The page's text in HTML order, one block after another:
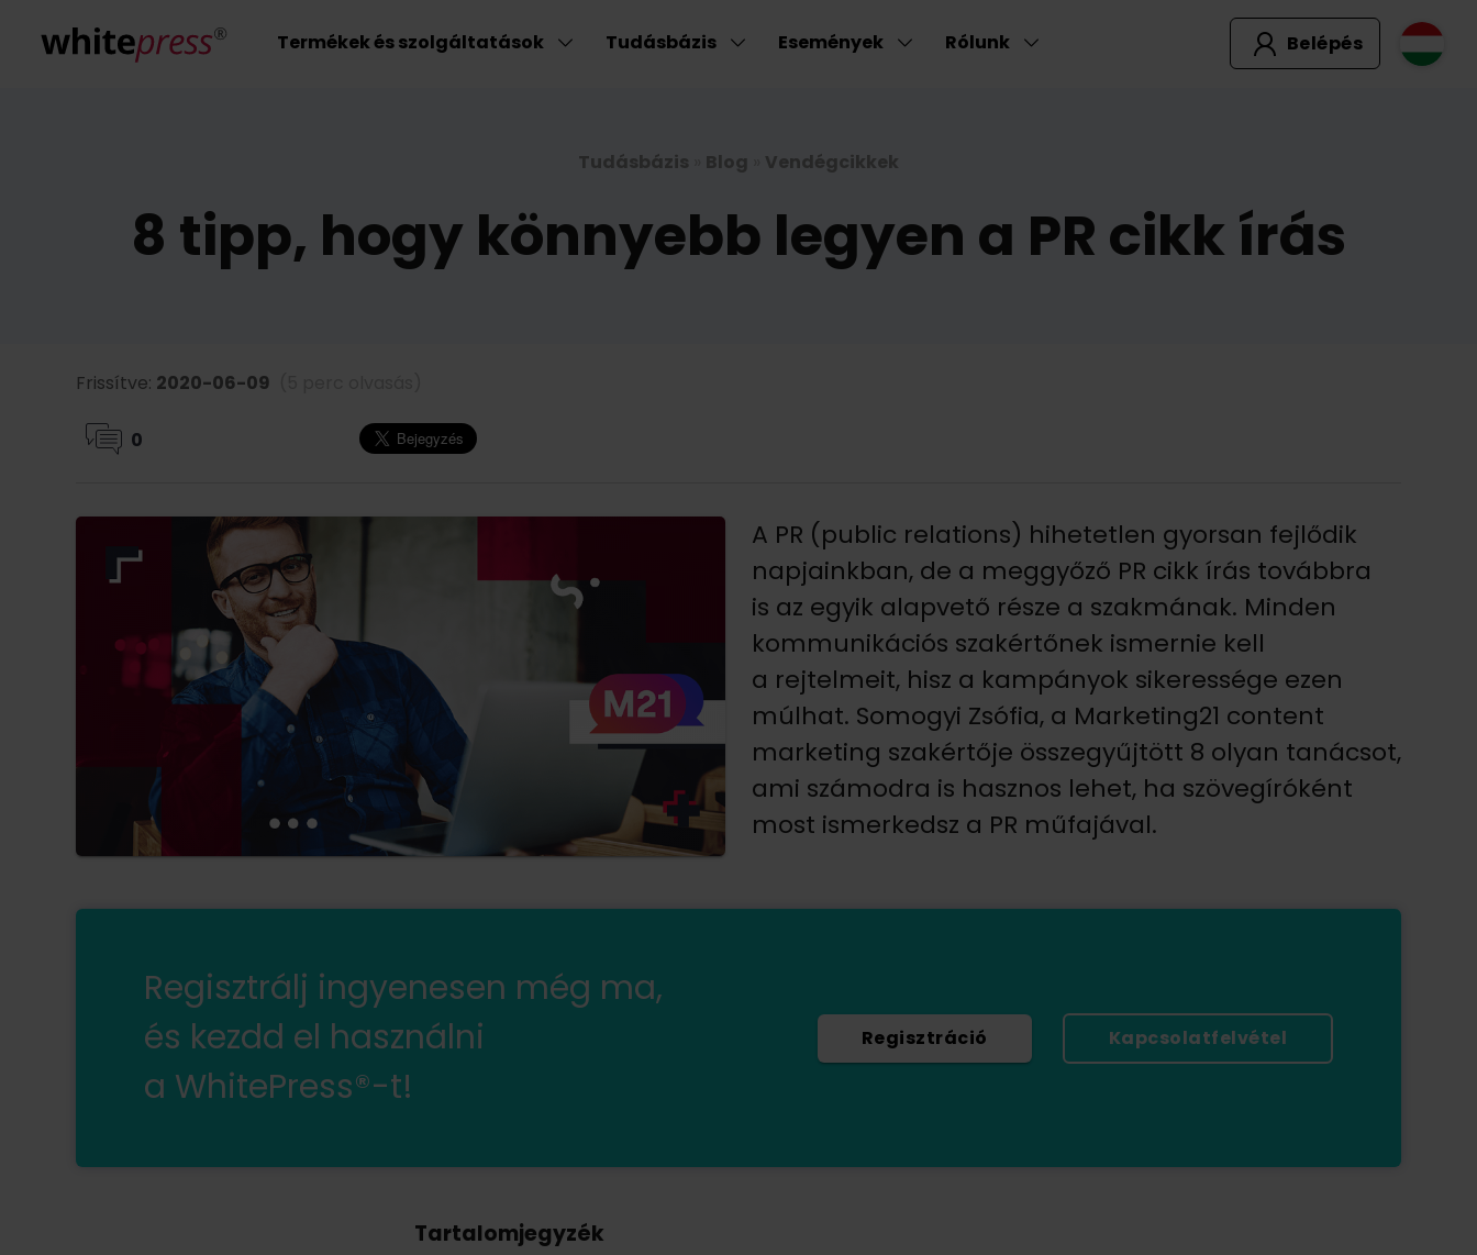
Termékek és szolgáltatások Tudásbázis Események Rólunk Belépés
Tudásbázis Blog Vendégcikkek
8 tipp, hogy könnyebb legyen a PR cikk írás
Frissítve: 2020-06-09
0
A PR (public relations) hihetetlen gyorsan fejlődik
napjainkban, de a meggyőző PR cikk írás továbbra
is az egyik alapvető része a szakmának. Minden
kommunikációs szakértőnek ismernie kell
a rejtelmeit, hisz a kampányok sikeressége ezen
múlhat. Somogyi Zsófia, a Marketing21 content
marketing szakértője összegyűjtött 8 olyan tanácsot,
ami számodra is hasznos lehet, ha szövegíróként
most ismerkedsz a PR műfajával.
Regisztrálj ingyenesen még ma,
és kezdd el használni
a WhitePress®-t!
Regisztráció Kapcsolatfelvétel
Tartalomjegyzék